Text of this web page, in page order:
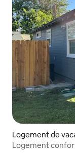
Logement de
Logement